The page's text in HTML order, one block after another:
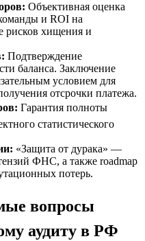
Объективная оценка
и ROI на
рисков хищения и
Подтверждение
баланса. Заключение
условием для
отсрочки платежа.
Гарантия полноты
статистического
«Защита от дурака» —
ФНС, а также roadmap
потерь.
вопросы
аудиту в РФ